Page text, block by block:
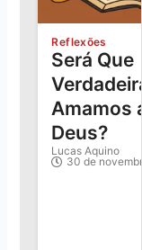
Reflexões
Será Que
Amamos a
Deus?
Lucas Aquino
30 de